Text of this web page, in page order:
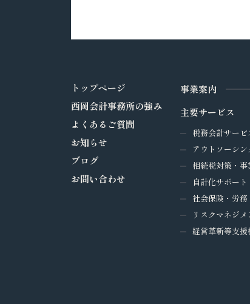
トップページ
西岡会計事務所の強み
よくあるご質問
お知らせ
ブログ
お問い合わせ
事業案内
主要サービス
税務会計サービ
アウトソーシン
相続税対策・
自計化サポート
社会保険・労
リスクマネジ
経営革新等支援